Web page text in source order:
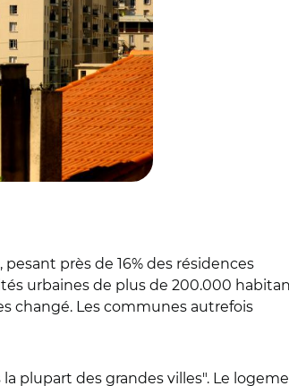
près de 16% des résidences
urbaines de plus de 200.000
changé. Les communes autrefois
plupart des grandes villes". Le